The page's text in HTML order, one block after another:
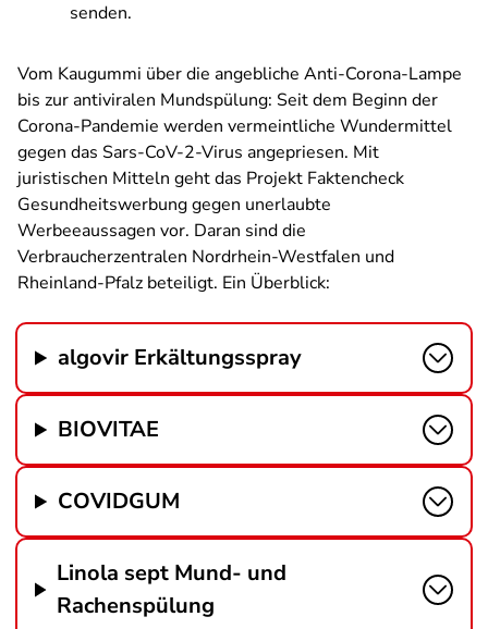
senden.
Vom Kaugummi über die angebliche Anti-Corona-Lampe
bis zur antiviralen Mundspülung: Seit dem Beginn der
Corona-Pandemie werden vermeintliche Wundermittel
gegen das Sars-CoV-2-Virus angepriesen. Mit
juristischen Mitteln geht das Projekt Faktencheck
Gesundheitswerbung gegen unerlaubte
Werbeeaussagen vor. Daran sind die
Verbraucherzentralen Nordrhein-Westfalen und
Rheinland-Pfalz beteiligt. Ein Überblick:
algovir Erkältungsspray
BIOVITAE
COVIDGUM
Linola sept Mund- und
Rachenspülung